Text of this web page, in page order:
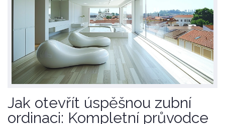
Jak otevřít úspěšnou zubní
ordinaci: Kompletní průvodce